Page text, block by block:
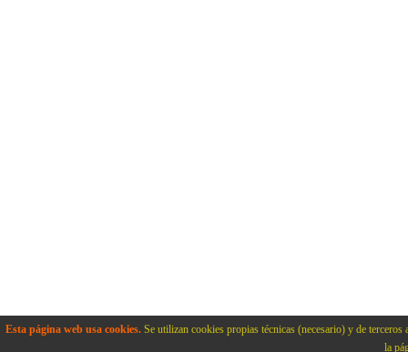
Esta página web usa cookies. Se utilizan cookies propias técnicas (necesario) y de
la